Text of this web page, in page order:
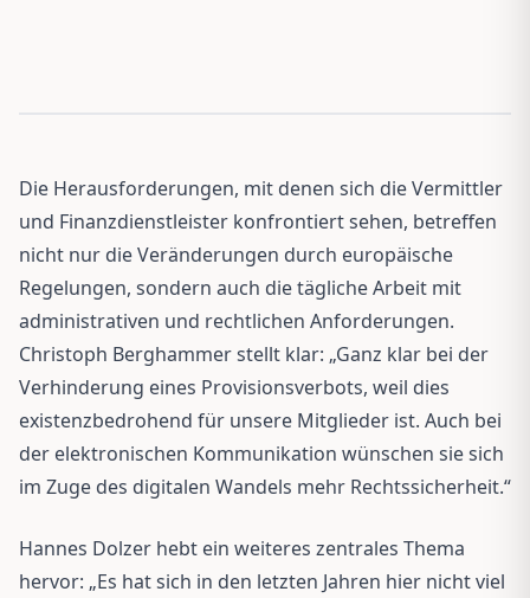
Die Herausforderungen, mit denen sich die Vermittler
und Finanzdienstleister konfrontiert sehen, betreffen
nicht nur die Veränderungen durch europäische
Regelungen, sondern auch die tägliche Arbeit mit
administrativen und rechtlichen Anforderungen.
Christoph Berghammer stellt klar: „Ganz klar bei der
Verhinderung eines Provisionsverbots, weil dies
existenzbedrohend für unsere Mitglieder ist. Auch bei
der elektronischen Kommunikation wünschen sie sich
im Zuge des digitalen Wandels mehr Rechtssicherheit.“
Hannes Dolzer hebt ein weiteres zentrales Thema
hervor: „Es hat sich in den letzten Jahren hier nicht viel